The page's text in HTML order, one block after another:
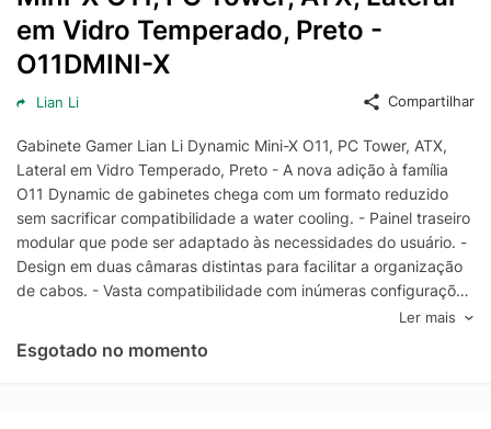
em Vidro Temperado, Preto -
O11DMINI-X
Lian Li Compartilhar
Gabinete Gamer Lian Li Dynamic Mini-X O11, PC Tower, ATX,
Lateral em Vidro Temperado, Preto - A nova adição à família
O11 Dynamic de gabinetes chega com um formato reduzido
sem sacrificar compatibilidade a water cooling. - Painel traseiro
modular que pode ser adaptado às necessidades do usuário. -
Design em duas câmaras distintas para facilitar a organização
de cabos. - Vasta compatibilidade com inúmeras configurações
de watercoolers selados ou customizados. - Apoio para bomba
e reservatório com 3 possibilidades de instalação. - Porta USB
3.1 USB Tipo C no painel frontal para transferências de alta
Ler mais
Esgotado no momento